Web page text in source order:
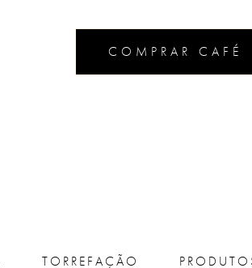
COMPRAR CAFÉ
TORREFAÇÃO